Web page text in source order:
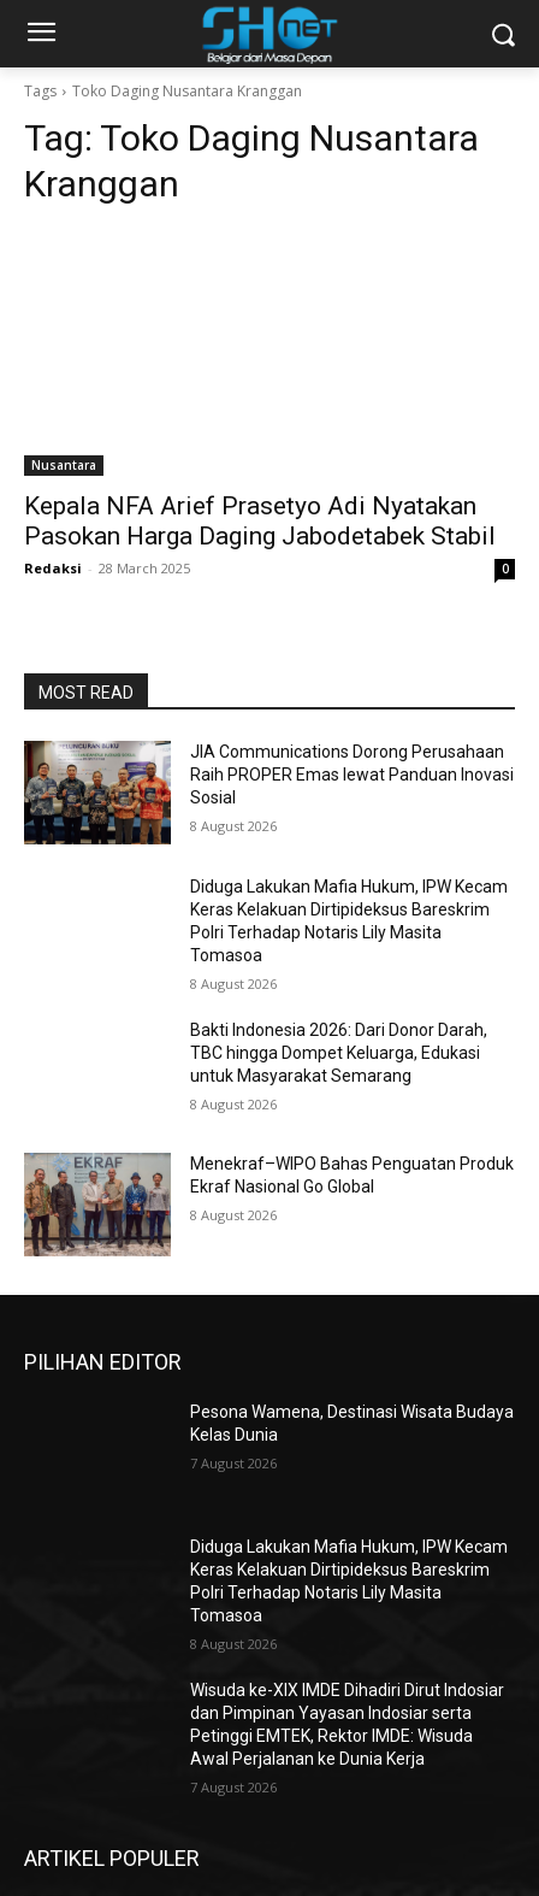
Tags Toko Daging Nusantara Kranggan
Tag: Toko Daging Nusantara
Kranggan
Nusantara
Kepala NFA Arief Prasetyo Adi Nyatakan
Pasokan Harga Daging Jabodetabek Stabil
Redaksi - 28 March 2025 0
MOST READ
JIA Communications Dorong Perusahaan
Raih PROPER Emas lewat Panduan Inovasi
Sosial
8 August 2026
Diduga Lakukan Mafia Hukum, IPW Kecam
Keras Kelakuan Dirtipideksus Bareskrim
Polri Terhadap Notaris Lily Masita
Tomasoa
8 August 2026
Bakti Indonesia 2026: Dari Donor Darah,
TBC hingga Dompet Keluarga, Edukasi
untuk Masyarakat Semarang
8 August 2026
Menekraf–WIPO Bahas Penguatan Produk
Ekraf Nasional Go Global
8 August 2026
PILIHAN EDITOR
Pesona Wamena, Destinasi Wisata Budaya
Kelas Dunia
7 August 2026
Diduga Lakukan Mafia Hukum, IPW Kecam
Keras Kelakuan Dirtipideksus Bareskrim
Polri Terhadap Notaris Lily Masita
Tomasoa
8 August 2026
Wisuda ke-XIX IMDE Dihadiri Dirut Indosiar
dan Pimpinan Yayasan Indosiar serta
Petinggi EMTEK, Rektor IMDE: Wisuda
Awal Perjalanan ke Dunia Kerja
7 August 2026
ARTIKEL POPULER